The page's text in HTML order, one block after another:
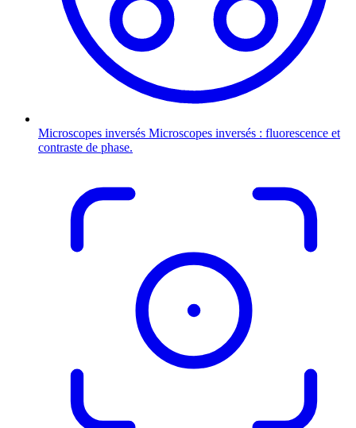
Microscopes inversés Microscopes inversés : fluorescence et
contraste de phase.